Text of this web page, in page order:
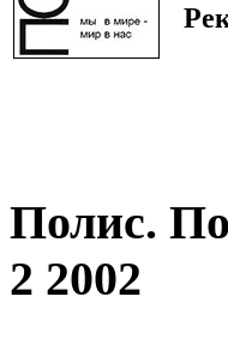
Полис.
2 2002